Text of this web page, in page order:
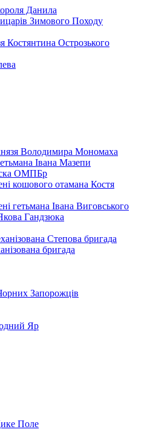
Данила
Зимового Походу
Острозького
Володимира Мономаха
Івана Мазепи
ОМПБр
кошового отамана Костя
гетьмана Івана Виговського
Гандзюка
Степова бригада
бригада
Запорожців
Яр
Поле